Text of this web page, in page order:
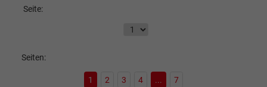
Seite:
Seiten:
1 2 3 4 ... 7